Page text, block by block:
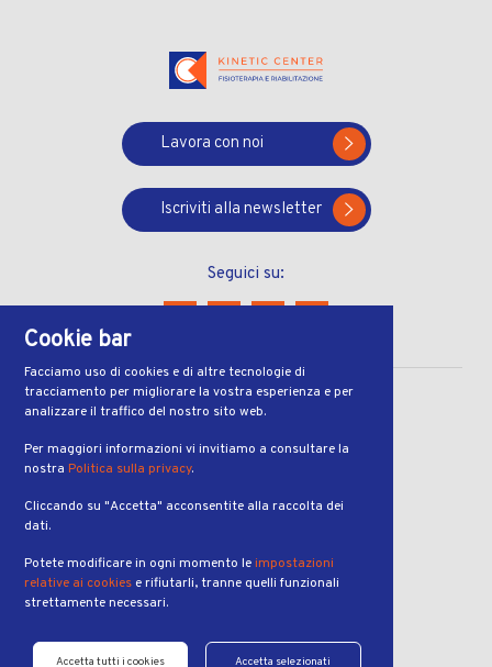
Lavora con noi
Iscriviti alla newsletter
Seguici su:
CONTATTI
Via Ferruccio Pelli 13
6900, Lugano
ORARI
dalle 7:00 alle 19:00
Telefono:
Cookie bar
Facciamo uso di cookies e di altre tecnologie di
tracciamento per migliorare la vostra esperienza e per
analizzare il traffico del nostro sito web.
Per maggiori informazioni vi invitiamo a consultare la
nostra Politica sulla privacy.
Cliccando su "Accetta" acconsentite alla raccolta dei
dati.
Potete modificare in ogni momento leimpostazioni
relative ai cookies e rifiutarli, tranne quelli funzionali
strettamente necessari.
Accetta tutti i cookies Accetta selezionati